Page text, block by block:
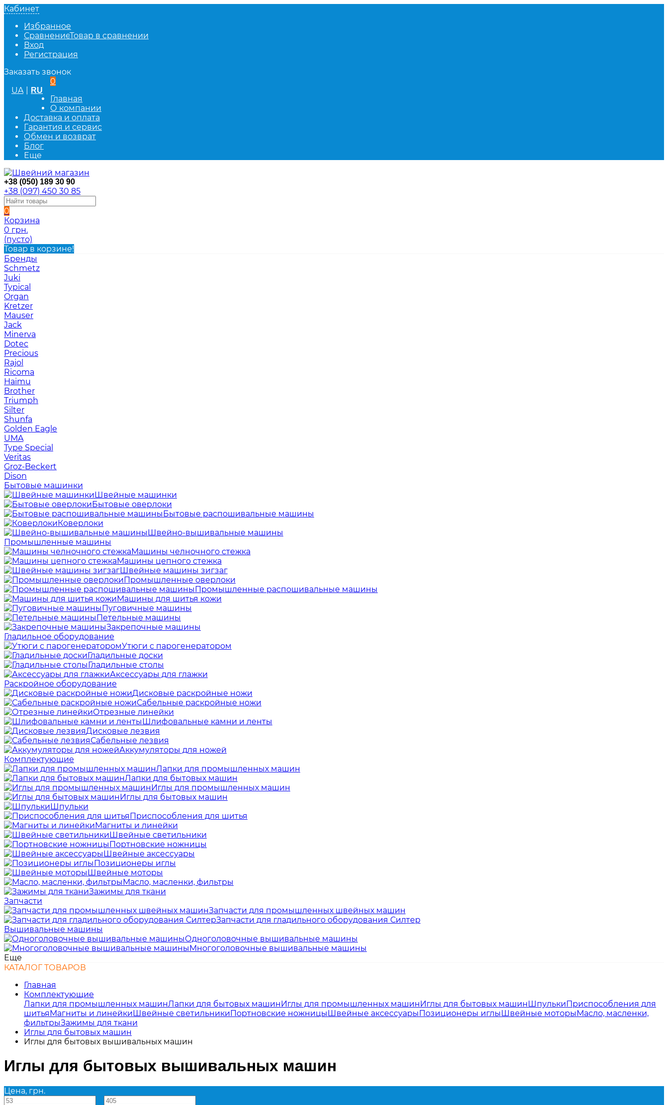
Кабинет
Избранное
СравнениеТовар в сравнении
Вход
Регистрация
Заказать звонок
UA
RU
0
Главная
О компании
Доставка и оплата
Гарантия и сервис
Обмен и возврат
Блог
Еще
+38 (050) 189 30 90
+38 (097) 450 30 85
0
Корзина
0 грн.
(пусто)
Товар в корзине!
Бренды
Schmetz
Juki
Typical
Organ
Kretzer
Mauser
Jack
Minerva
Dotec
Precious
Rajol
Ricoma
Haimu
Brother
Triumph
Silter
Shunfa
Golden Eagle
UMA
Type Special
Veritas
Groz-Beckert
Dison
Бытовые машинки
Швейные машинки
Бытовые оверлоки
Бытовые распошивальные машины
Коверлоки
Швейно-вышивальные машины
Промышленные машины
Машины челночного стежка
Машины цепного стежка
Швейные машины зигзаг
Промышленные оверлоки
Промышленные распошивальные машины
Машины для шитья кожи
Пуговичные машины
Петельные машины
Закрепочные машины
Гладильное оборудование
Утюги с парогенератором
Гладильные доски
Гладильные столы
Аксессуары для глажки
Раскройное оборудование
Дисковые раскройные ножи
Сабельные раскройные ножи
Отрезные линейки
Шлифовальные камни и ленты
Дисковые лезвия
Сабельные лезвия
Аккумуляторы для ножей
Комплектующие
Лапки для промышленных машин
Лапки для бытовых машин
Иглы для промышленных машин
Иглы для бытовых машин
Шпульки
Приспособления для шитья
Магниты и линейки
Швейные светильники
Портновские ножницы
Швейные аксессуары
Позиционеры иглы
Швейные моторы
Масло, масленки, фильтры
Зажимы для ткани
Запчасти
Запчасти для промышленных швейных машин
Запчасти для гладильного оборудования Силтер
Вышивальные машины
Одноголовочные вышивальные машины
Многоголовочные вышивальные машины
Еще
КАТАЛОГ ТОВАРОВ
Главная
Комплектующие
Лапки для промышленных машинЛапки для бытовых машинИглы для промышленных машинИглы для бытовых машинШпулькиПриспособления для
шитьяМагниты и линейкиШвейные светильникиПортновские ножницыШвейные аксессуарыПозиционеры иглыШвейные моторыМасло, масленки,
фильтрыЗажимы для ткани
Иглы для бытовых машин
Иглы для бытовых вышивальных машин
Иглы для бытовых вышивальных машин
Цена, грн.